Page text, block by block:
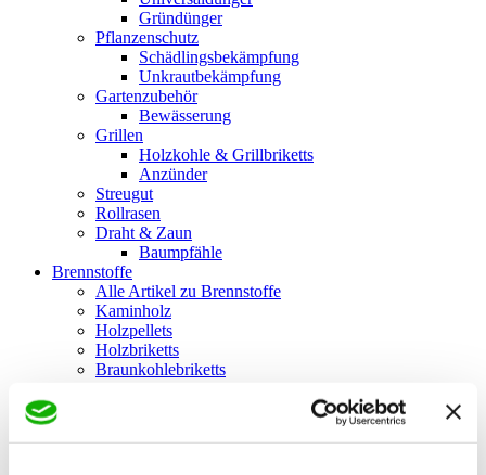
Gründünger
Pflanzenschutz
Schädlingsbekämpfung
Unkrautbekämpfung
Gartenzubehör
Bewässerung
Grillen
Holzkohle & Grillbriketts
Anzünder
Streugut
Rollrasen
Draht & Zaun
Baumpfähle
Brennstoffe
Alle Artikel zu Brennstoffe
Kaminholz
Holzpellets
Holzbriketts
Braunkohlebriketts
Ernährung & Gesundheit
Alle Artikel zu Ernährung & Gesundheit
Getreide & Backmehle